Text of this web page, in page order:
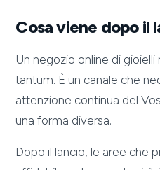
Cosa viene dopo il
Un negozio online di
tantum. È un canale che
attenzione continua del
una forma diversa.
Dopo il lancio, le aree che